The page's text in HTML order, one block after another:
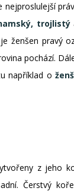
trojlistý
ženšen pravý
pochází.
například o
z jeho
Čerstvý